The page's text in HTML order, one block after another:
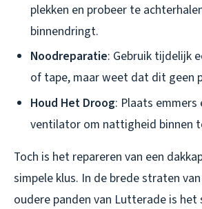
plekken en probeer te
binnendringt.
Noodreparatie: Gebruik tijdelijk
of tape, maar weet dat dit geen
Houd Het Droog: Plaats emmers
ventilator om nattigheid binnen
Toch is het repareren van een
simpele klus. In de brede straten
oudere panden van Lutterade is het